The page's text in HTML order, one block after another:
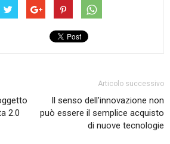
2.0
Articolo successivo
Il senso dell’innovazione non
può essere il semplice acquisto
di nuove tecnologie